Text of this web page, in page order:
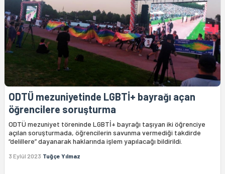
ODTÜ mezuniyetinde LGBTİ+ bayrağı açan
öğrencilere soruşturma
ODTÜ mezuniyet töreninde LGBTİ+ bayrağı taşıyan iki öğrenciye
açılan soruşturmada, öğrencilerin savunma vermediği takdirde
“delillere” dayanarak haklarında işlem yapılacağı bildirildi.
3 Eylül 2023 Tuğçe Yılmaz